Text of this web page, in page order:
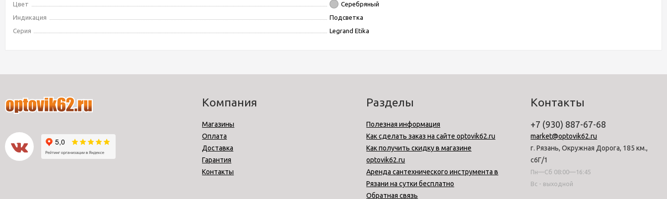
Цвет
Серебряный
Индикация
Подсветка
Серия
Legrand Etika
Компания
Магазины
Оплата
Доставка
Гарантия
Контакты
Разделы
Полезная информация
Как сделать заказ на сайте optovik62.ru
Как получить скидку в магазине
optovik62.ru
Аренда сантехнического инструмента в
Рязани на сутки бесплатно
Обратная связь
Контакты
+7 (930) 887-67-68
market@optovik62.ru
г. Рязань, Окружная Дорога, 185 км.,
с6Г/1
Пн—Сб 08:00—16:45
Вс - выходной